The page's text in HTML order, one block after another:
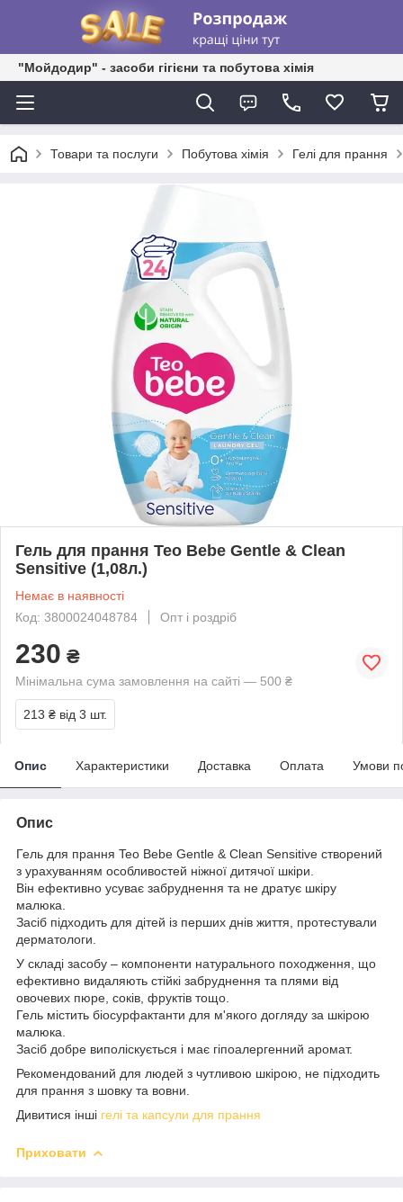
"Мойдодир" - засоби гігієни та побутова хімія
Товари та послуги Побутова хімія Гелі для прання
Гель для прання Teo Bebe Gentle & Clean
Sensitive (1,08л.)
Немає в наявності
Код: 3800024048784
Опт і роздріб
230 ₴
Мінімальна сума замовлення на сайті — 500 ₴
213 ₴ від 3 шт.
Опис Характеристики Доставка Оплата Умови
Опис
Гель для прання Teo Bebe Gentle & Clean Sensitive створений
з урахуванням особливостей ніжної дитячої шкіри.
Він ефективно усуває забруднення та не дратує шкіру
малюка.
Засіб підходить для дітей із перших днів життя, протестували
дерматологи.
У складі засобу – компоненти натурального походження, що
ефективно видаляють стійкі забруднення та плями від
овочевих пюре, соків, фруктів тощо.
Гель містить біосурфактанти для м'якого догляду за шкірою
малюка.
Засіб добре виполіскується і має гіпоалергенний аромат.
Рекомендований для людей з чутливою шкірою, не підходить
для прання з шовку та вовни.
Дивитися інші гелі та капсули для прання
Приховати